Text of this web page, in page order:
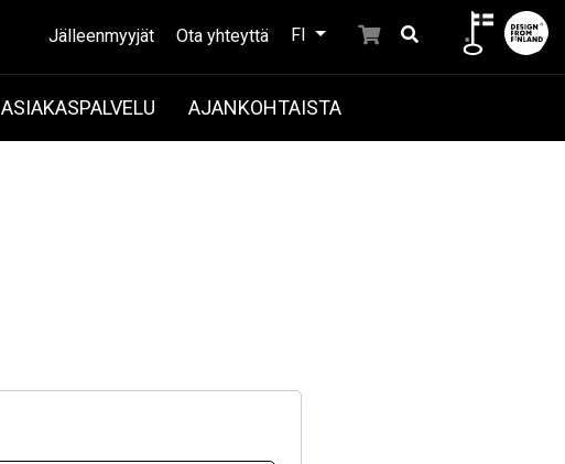
FI
Jälleenmyyjät Ota yhteyttä
ASIAKASPALVELU AJANKOHTAISTA